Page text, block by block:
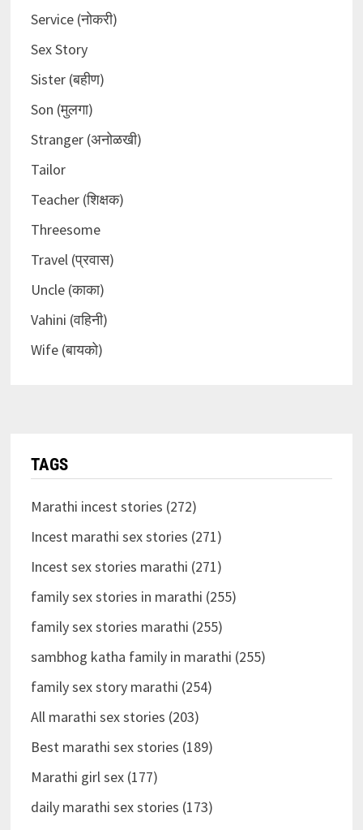
Service (नोकरी)
Sex Story
Sister (बहीण)
Son (मुलगा)
Stranger (अनोळखी)
Tailor
Teacher (शिक्षक)
Threesome
Travel (प्रवास)
Uncle (काका)
Vahini (वहिनी)
Wife (बायको)
TAGS
Marathi incest stories (272)
Incest marathi sex stories (271)
Incest sex stories marathi (271)
family sex stories in marathi (255)
family sex stories marathi (255)
sambhog katha family in marathi (255)
family sex story marathi (254)
All marathi sex stories (203)
Best marathi sex stories (189)
Marathi girl sex (177)
daily marathi sex stories (173)